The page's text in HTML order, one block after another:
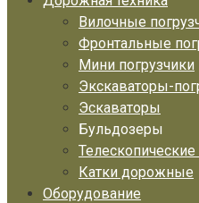
Вилочные
Фронтальные
Мини погрузчики
Экскаваторы-
Эскаваторы
Бульдозеры
Телескопические
Катки дорожные
Оборудование